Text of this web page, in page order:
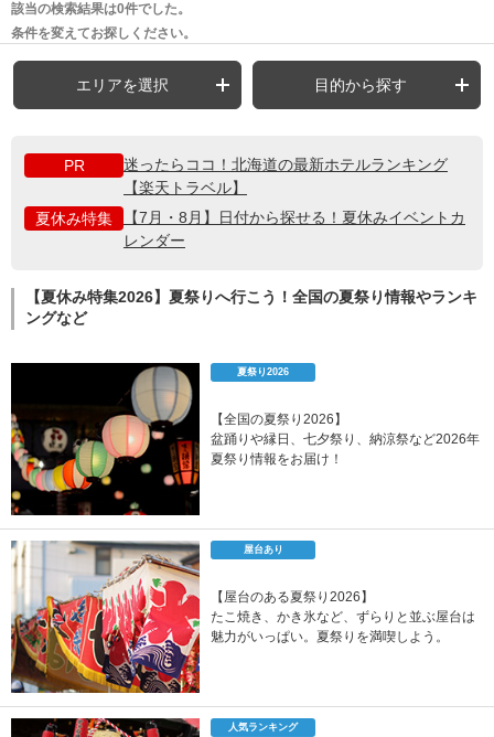
該当の検索結果は0件でした。
条件を変えてお探しください。
エリアを選択 目的から探す
PR
迷ったらココ！北海道の最新ホテルランキング
【楽天トラベル】
夏休み特集
【7月・8月】日付から探せる！夏休みイベントカ
レンダー
【夏休み特集2026】夏祭りへ行こう！全国の夏祭り情報やランキ
ングなど
夏祭り2026
【全国の夏祭り2026】
盆踊りや縁日、七夕祭り、納涼祭など2026年
夏祭り情報をお届け！
屋台あり
【屋台のある夏祭り2026】
たこ焼き、かき氷など、ずらりと並ぶ屋台は
魅力がいっぱい。夏祭りを満喫しよう。
人気ランキング